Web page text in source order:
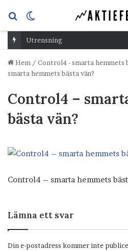
Sök
efterskin
Utrensning
Hem / Control4 - smarta hemmets
smarta hemmets bästa vän?
Control4 –
bästa vän?
Control4 – smarta hemmets
Lämna ett svar
Din e-postadress kommer inte